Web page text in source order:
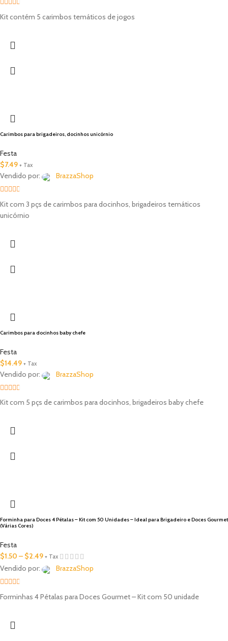
2.33
Kit contém 5 carimbos temáticos de jogos
Carimbos para brigadeiros, docinhos unicórnio
Festa
$7.49 + Tax
Vendido por: BrazzaShop
2.33
out of
Kit com 3 pçs de carimbos para docinhos, brigadeiros temáticos
unicórnio
Carimbos para docinhos baby chefe
Festa
$14.49 + Tax
Vendido por: BrazzaShop
2.33
Kit com 5 pçs de carimbos para docinhos, brigadeiros baby chefe
Forminha para Doces 4 Pétalas – Kit com 50 Unidades – Ideal para Brigadeiro e Doces Gourmet
(Várias Cores)
Festa
$1.50 – $2.49 + Tax
Vendido por: BrazzaShop
Forminhas 4 Pétalas para Doces Gourmet – Kit com 50 unidade